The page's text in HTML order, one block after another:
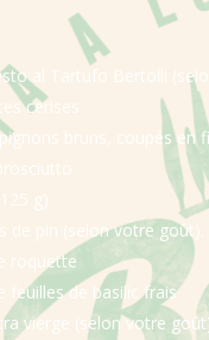
al Tartufo Bertolli
cerises
bruns, coupés en
g)
de pin (selon votre goût).
roquette
feuilles de basilic frais
vierge (selon votre